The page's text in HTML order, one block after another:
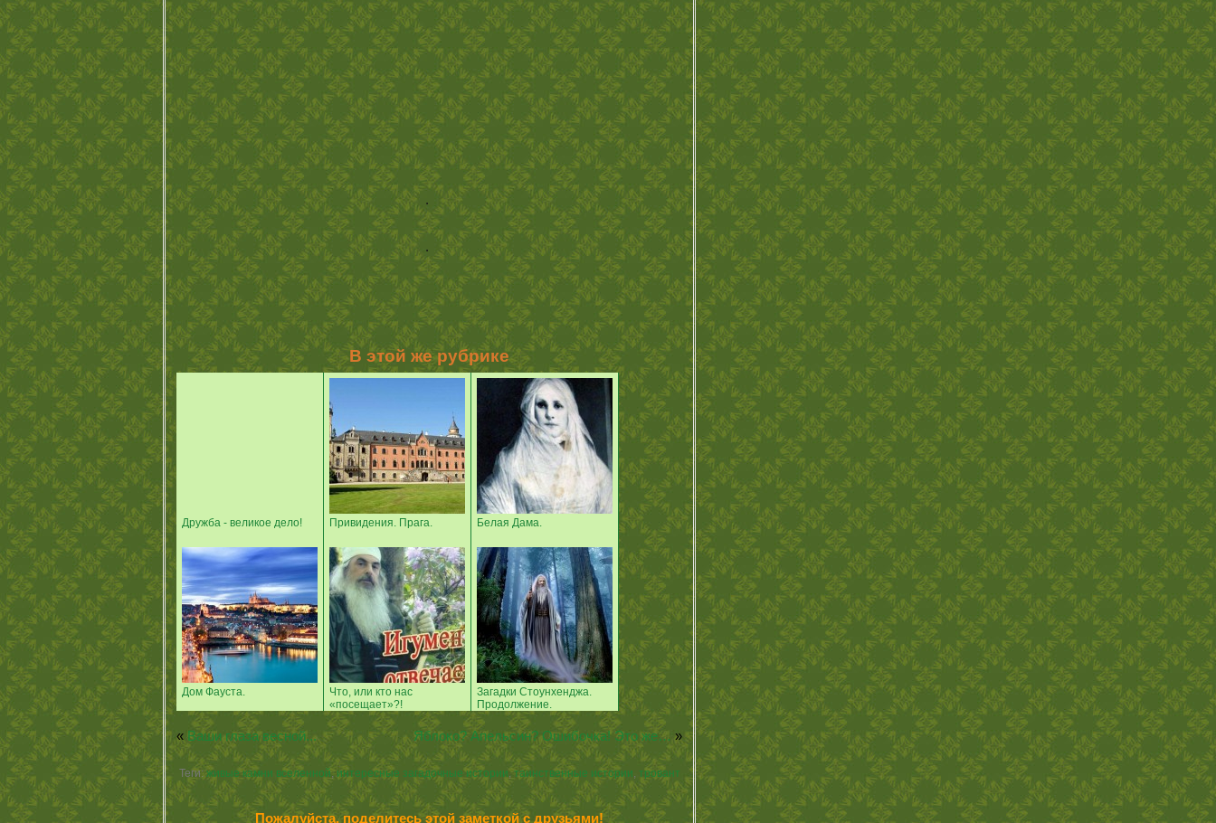
.
.
В этой же рубрике
Дружба - великое дело! Привидения. Прага. Белая Дама.
Дом Фауста.
Что, или кто нас
«посещает»?!
Загадки Стоунхенджа.
Продолжение.
Яблоко? Апельсин? Ошибочка! Это же… »
« Ваши глаза весной...
Теги: живые камни вселенной,интересные загадочные истории,таинственные истории тровант
Пожалуйста, поделитесь этой заметкой с друзьями!